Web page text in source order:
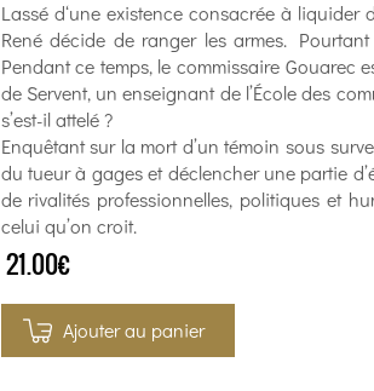
Lassé d‘une existence consacrée à
René décide de ranger les armes.
Pendant ce temps, le commissaire Gouarec
de Servent, un enseignant de l’École des
s’est-il attelé ?
Enquêtant sur la mort d’un témoin sous
du tueur à gages et déclencher une partie
de rivalités professionnelles, politiques et
celui qu’on croit.
21.00€
Ajouter au panier